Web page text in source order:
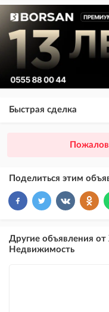
Быстрая сделка
размещение объявления
размещение объявления
Поделиться этим
Другие объявления
Недвижимость